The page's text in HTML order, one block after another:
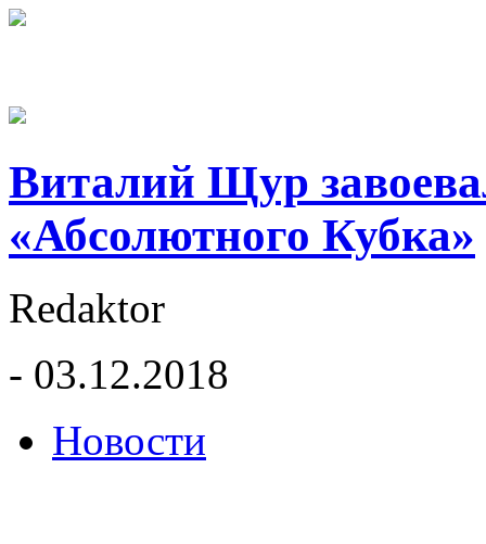
Виталий Щур
«Абсолютного Кубка»
Redaktor
- 03.12.2018
Новости